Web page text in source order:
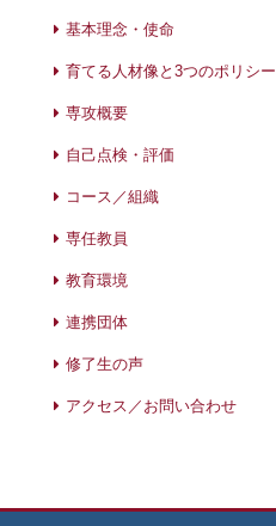
基本理念・使命
育てる人材像と3つのポリシー
専攻概要
自己点検・評価
コース／組織
専任教員
教育環境
連携団体
修了生の声
アクセス／お問い合わせ